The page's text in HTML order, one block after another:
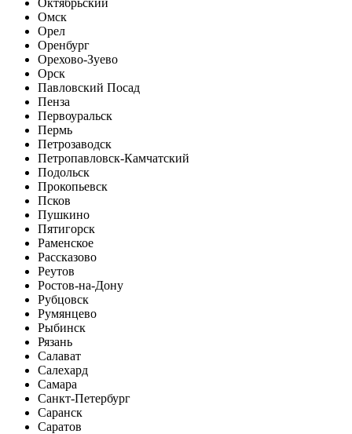
Омск
Орел
Оренбург
Орехово-Зуево
Орск
Павловский Посад
Пенза
Первоуральск
Пермь
Петрозаводск
Петропавловск-Камчатский
Подольск
Прокопьевск
Псков
Пушкино
Пятигорск
Раменское
Рассказово
Реутов
Ростов-на-Дону
Рубцовск
Румянцево
Рыбинск
Рязань
Салават
Салехард
Самара
Санкт-Петербург
Саранск
Саратов